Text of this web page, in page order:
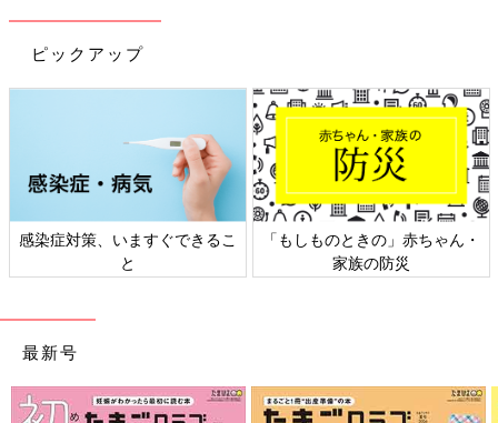
て食べさせて。やわらかく加熱すると、なお食べやすいです。
さつまいもは、すりつぶせば 離乳初期
（5～6カ月ごろ）から食べ
させられます。皮の近くは繊維が多いので、離乳中期（7～8カ月
ごろ）までは皮を厚めにむいて使いましょう。
デザートにもなる「梨」は、水分が多く食べさせやすいの
で離乳初期からおすすめ
もの。果実のかけらが残っていないことを確認して与えましょ
う。
ピックアップ
感染症対策、いますぐできるこ
と
「もしものときの」赤ちゃん・
家族の防災
最新号